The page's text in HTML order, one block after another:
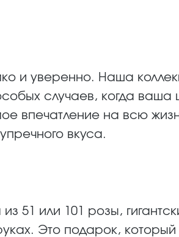
и уверенно. Наша
случаев, когда ваша
впечатление на всю
вкуса.
51 или 101 розы,
Это подарок,